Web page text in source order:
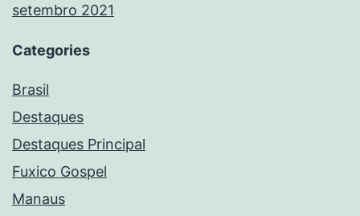
setembro 2021
Categories
Brasil
Destaques
Destaques Principal
Fuxico Gospel
Manaus